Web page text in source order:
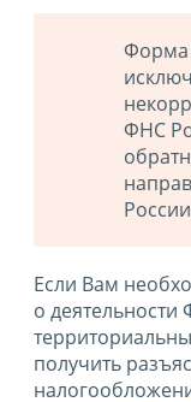
Форма
ФНС
Если Вам
о
получить